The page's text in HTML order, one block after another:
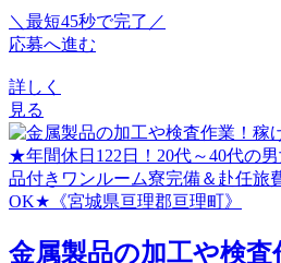
＼最短45秒で完了／
応募へ進む
詳しく
見る
金属製品の加工や検